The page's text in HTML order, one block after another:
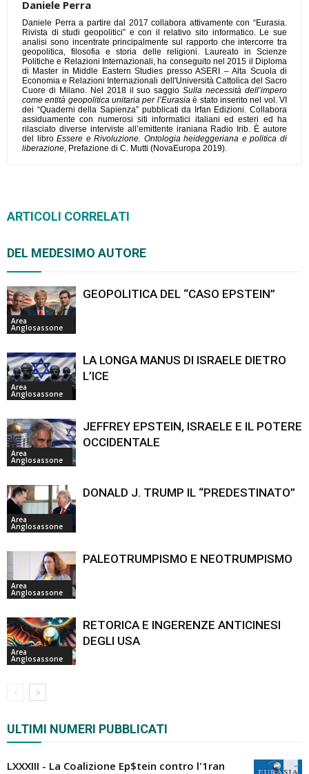
Daniele Perra
Daniele Perra a partire dal 2017 collabora attivamente con “Eurasia.
Rivista di studi geopolitici” e con il relativo sito informatico. Le sue
analisi sono incentrate principalmente sul rapporto che intercorre tra
geopolitica, filosofia e storia delle religioni. Laureato in Scienze
Politiche e Relazioni Internazionali, ha conseguito nel 2015 il Diploma
di Master in Middle Eastern Studies presso ASERI – Alta Scuola di
Economia e Relazioni Internazionali dell'Università Cattolica del Sacro
Cuore di Milano. Nel 2018 il suo saggioSulla necessità dell’impero
come entità geopolitica unitaria per l’Eurasiaè stato inserito nel vol. VI
dei “Quaderni della Sapienza” pubblicati da Irfan Edizioni. Collabora
assiduamente con numerosi siti informatici italiani ed esteri ed ha
rilasciato diverse interviste all’emittente iraniana Radio Irib. È autore
del libroEssere e Rivoluzione. Ontologia heideggeriana e politica di
liberazione, Prefazione di C. Mutti (NovaEuropa 2019).
ARTICOLI CORRELATI
DEL MEDESIMO AUTORE
Area
Anglosassone
GEOPOLITICA DEL “CASO EPSTEIN”
Area
Anglosassone
LA LONGA MANUS DI ISRAELE DIETRO
L’ICE
Area
Anglosassone
JEFFREY EPSTEIN, ISRAELE E IL POTERE
OCCIDENTALE
Area
Anglosassone
DONALD J. TRUMP IL “PREDESTINATO”
Area
Anglosassone
PALEOTRUMPISMO E NEOTRUMPISMO
Area
Anglosassone
RETORICA E INGERENZE ANTICINESI
DEGLI USA
ULTIMI NUMERI PUBBLICATI
LXXXIII - La Coalizione Ep$tein contro l'1ran